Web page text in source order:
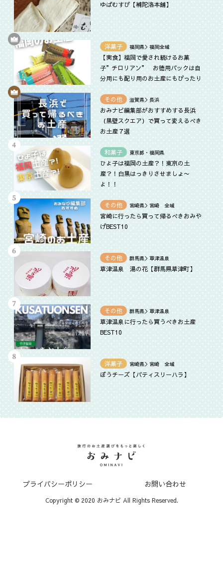
ゆばむすび【補陀洛本舗】
洋菓子 福岡県＞福岡全域
【実食】福岡で愛され続けるお菓
子”チロリアン” お徳用パックは自
分用にも配り用のお土産にもぴったり
その他 滋賀県＞長浜
おみナビ編集部がおすすめする長浜
（黒壁スクエア）で買って変えるべき
お土産７選
和菓子 東京都・福岡県
ひよ子は福岡の土産？！東京の土
産？！白黒はっきりさせましょ〜
よ！！
その他 宮崎県＞宮崎 全域
宮崎に行ったら買って帰るべきおみや
げBEST10
その他 群馬県＞草津温泉
草津温泉 湯の花【群馬県草津町】
その他 群馬県＞草津温泉
草津温泉に行ったら買うべきお土産
BEST10
洋菓子 宮崎県＞宮崎 全域
ぼうチーズ【パティスリーハラ】
プライバシーポリシー お問い合わせ
Copyright © 2020 おみナビ All Rights Reserved.